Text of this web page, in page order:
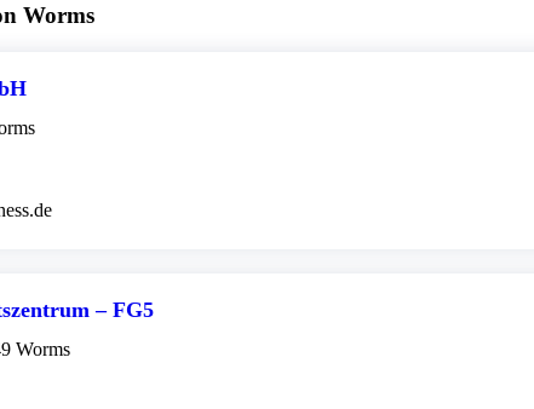
Worms
– FG5
Worms